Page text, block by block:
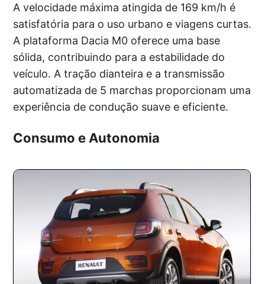
A velocidade máxima atingida de 169 km/h é
satisfatória para o uso urbano e viagens curtas.
A plataforma Dacia M0 oferece uma base
sólida, contribuindo para a estabilidade do
veículo. A tração dianteira e a transmissão
automatizada de 5 marchas proporcionam uma
experiência de condução suave e eficiente.
Consumo e Autonomia